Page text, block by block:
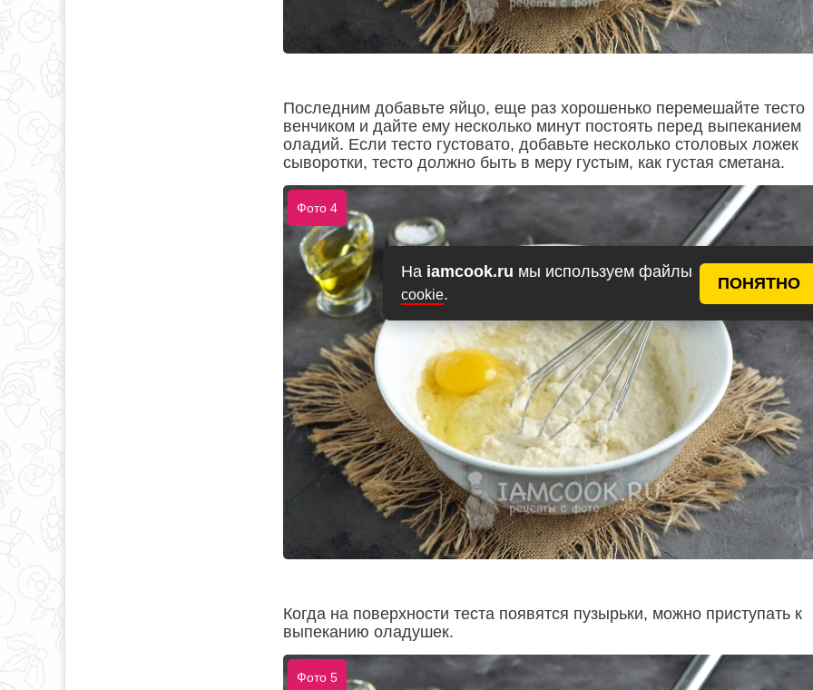
На iamcook.ru мы используем файлы
cookie.
ПОНЯТНО
Последним добавьте яйцо, еще раз хорошенько перемешайте тесто
венчиком и дайте ему несколько минут постоять перед выпеканием
оладий. Если тесто густовато, добавьте несколько столовых ложек
сыворотки, тесто должно быть в меру густым, как густая сметана.
Фото 4
Когда на поверхности теста появятся пузырьки, можно приступать к
выпеканию оладушек.
Фото 5